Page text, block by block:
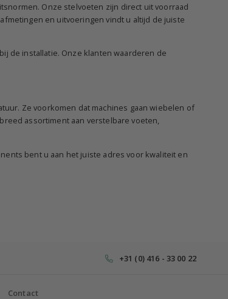
Onze stelvoeten zijn direct uit voorraad
en uitvoeringen vindt u altijd de juiste
de installatie. Onze klanten waarderen de
Ze voorkomen dat machines gaan wiebelen of
assortiment aan verstelbare voeten,
bent u aan het juiste adres voor kwaliteit en
+31 (0) 416 - 33 00 22
Contact